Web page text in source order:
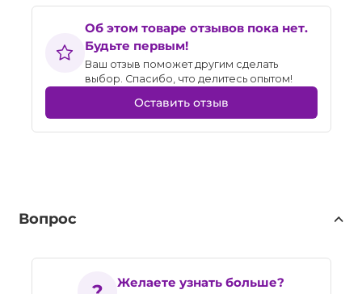
Об этом товаре отзывов пока нет.
Будьте первым!
Ваш отзыв поможет другим сделать
выбор. Спасибо, что делитесь опытом!
Оставить отзыв
Вопрос
Желаете узнать больше?